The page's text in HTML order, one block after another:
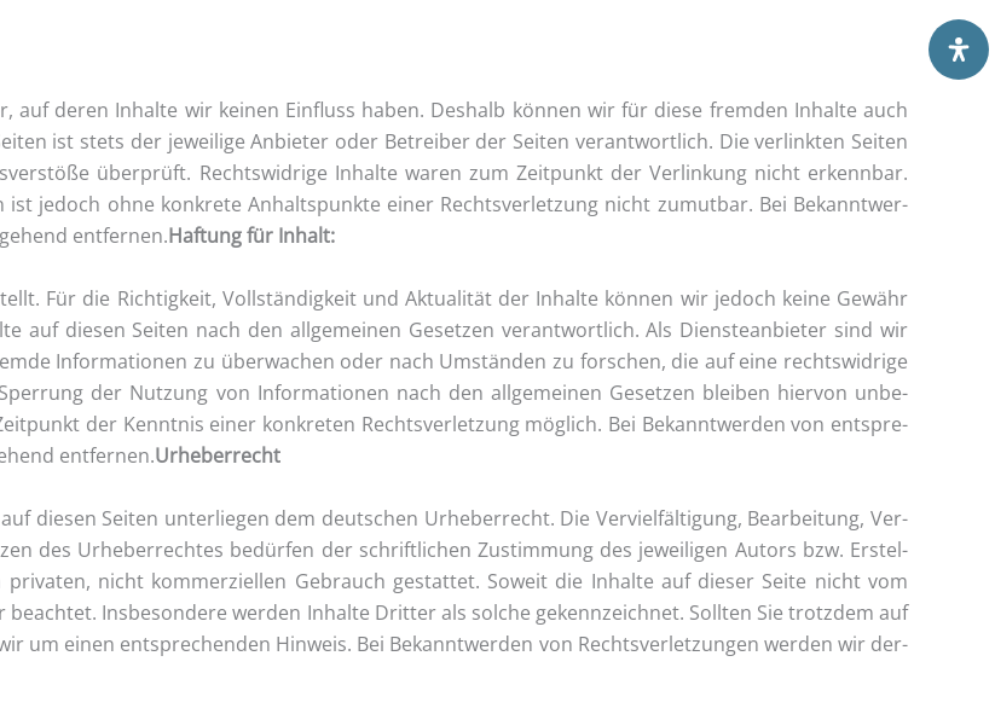
auf deren Inhal­te wir kei­nen Ein­fluss haben. Des­halb kön­nen wir für die­se frem­den Inhal­te auch
ist stets der jewei­li­ge Anbie­ter oder Betrei­ber der Sei­ten ver­ant­wort­lich. Die ver­link­ten Sei­ten
über­prüft. Rechts­wid­ri­ge Inhal­te waren zum Zeit­punkt der Ver­lin­kung nicht erkenn­bar.
jedoch ohne kon­kre­te Anhalts­punk­te einer Rechts­ver­let­zung nicht zumut­bar. Bei Bekannt­wer­
ent­fer­nen.Haf­tung für Inhalt:
Für die Rich­tig­keit, Voll­stän­dig­keit und Aktua­li­tät der Inhal­te kön­nen wir jedoch kei­ne Gewähr
auf die­sen Sei­ten nach den all­ge­mei­nen Geset­zen ver­ant­wort­lich. Als Diens­te­an­bie­ter sind wir
Infor­ma­tio­nen zu über­wa­chen oder nach Umstän­den zu for­schen, die auf eine rechts­wid­ri­ge
der Nut­zung von Infor­ma­tio­nen nach den all­ge­mei­nen Geset­zen blei­ben hier­von unbe­
der Kennt­nis einer kon­kre­ten Rechts­ver­let­zung mög­lich. Bei Bekannt­wer­den von ent­spre­
ent­fer­nen.Urhe­ber­recht
die­sen Sei­ten unter­lie­gen dem deut­schen Urhe­ber­recht. Die Ver­viel­fäl­ti­gung, Bear­bei­tung, Ver­
des Urhe­ber­rech­tes bedür­fen der schrift­li­chen Zustim­mung des jewei­li­gen Autors bzw. Erstel­
nicht kom­mer­zi­el­len Gebrauch gestat­tet. Soweit die Inhal­te auf die­ser Sei­te nicht vom
Ins­be­son­de­re wer­den Inhal­te Drit­ter als sol­che gekenn­zeich­net. Soll­ten Sie trotz­dem auf
um einen ent­spre­chen­den Hin­weis. Bei Bekannt­wer­den von Rechts­ver­let­zun­gen wer­den wir der­